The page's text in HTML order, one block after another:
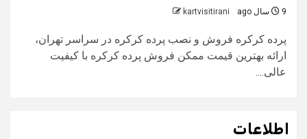
9 سال ago kartvisitirani
پرده کرکره فروش و نصب پرده کرکره در سراسر تهران،
ارائه بهترین قیمت ممکن فروش پرده کرکره با کیفیت
عالی....
اطلاعات